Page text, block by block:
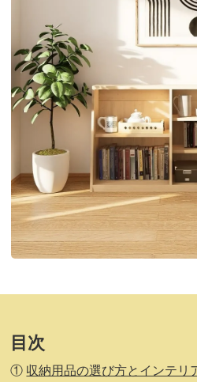
目次
① 収納用品の選び方とインテリ